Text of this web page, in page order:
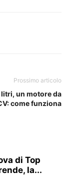
Prossimo articolo
litri, un motore da
come funziona
di Top
la...